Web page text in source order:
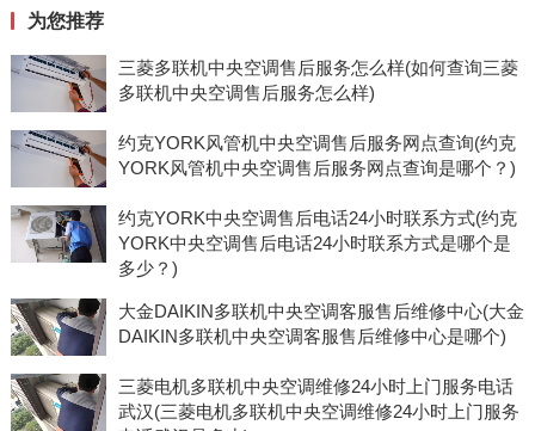
为您推荐
三菱多联机中央空调售后服务怎么样(如何查询三菱
多联机中央空调售后服务怎么样)
约克YORK风管机中央空调售后服务网点查询(约克
YORK风管机中央空调售后服务网点查询是哪个？)
约克YORK中央空调售后电话24小时联系方式(约克
YORK中央空调售后电话24小时联系方式是哪个是
多少？)
大金DAIKIN多联机中央空调客服售后维修中心(大金
DAIKIN多联机中央空调客服售后维修中心是哪个)
三菱电机多联机中央空调维修24小时上门服务电话
武汉(三菱电机多联机中央空调维修24小时上门服务